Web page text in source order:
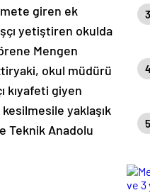
giren ek
yetiştiren okulda
Mengen
okul müdürü
kıyafeti giyen
yaklaşık
Teknik Anadolu
3
4
5